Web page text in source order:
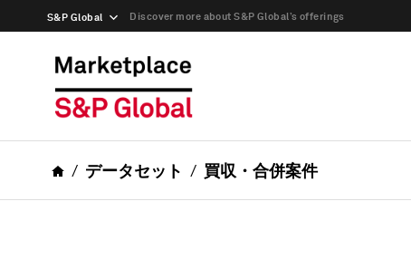
S&P Global Discover more about S&P Global’s offerings
データセット 買収・合併案件